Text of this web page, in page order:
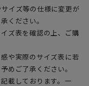
イズ等の仕様に変更が
ください。
ズ表を確認の上、ご購
や実際のサイズ表に若
めご了承ください。
載しております。一